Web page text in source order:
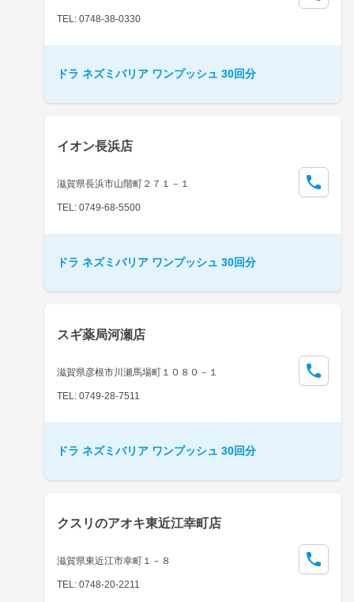
TEL: 0748-38-0330
ドラ ネズミバリア ワンプッシュ 30回分
イオン長浜店
滋賀県長浜市山階町２７１－１
TEL: 0749-68-5500
ドラ ネズミバリア ワンプッシュ 30回分
スギ薬局河瀬店
滋賀県彦根市川瀬馬場町１０８０－１
TEL: 0749-28-7511
ドラ ネズミバリア ワンプッシュ 30回分
クスリのアオキ東近江幸町店
滋賀県東近江市幸町１－８
TEL: 0748-20-2211